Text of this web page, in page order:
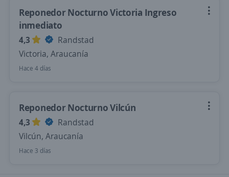
Reponedor Nocturno Victoria Ingreso
inmediato
4,3
Randstad
Victoria, Araucanía
Hace 4 días
Reponedor Nocturno Vilcún
4,3
Randstad
Vilcún, Araucanía
Hace 3 días